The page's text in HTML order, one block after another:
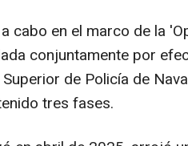
cabo en el marco de la
conjuntamente por
de Policía de
tres fases.